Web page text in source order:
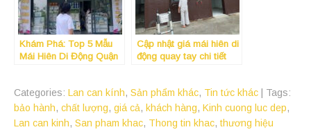
Khám Phá: Top 5 Mẫu
Mái Hiên Di Động Quận
Cập nhật giá mái hiên di
động quay tay chi tiết
Categories: Lan can kính, Sản phẩm khác, Tin tức khác
| Tags:
bảo hành, chất lượng, giá cả, khách hàng, Kinh cuong luc dep,
Lan can kinh, San pham khac, Thong tin khac, thương hiệu